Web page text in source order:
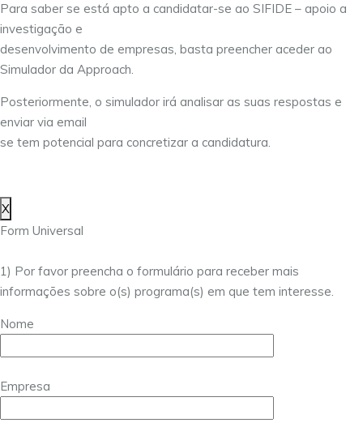
Para saber se está apto a candidatar-se ao SIFIDE – apoio a
investigação e
desenvolvimento de empresas, basta preencher aceder ao
Simulador da Approach.
Posteriormente, o simulador irá analisar as suas respostas e
enviar via email
se tem potencial para concretizar a candidatura.
X
Form Universal
1) Por favor preencha o formulário para receber mais
informações sobre o(s) programa(s) em que tem interesse.
Nome
Empresa